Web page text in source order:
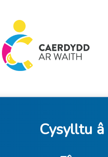
Cysylltu